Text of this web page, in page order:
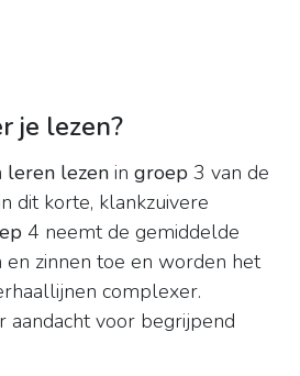
je lezen?
leren lezen in groep 3 van de
dit korte, klankzuivere
4 neemt de gemiddelde
zinnen toe en worden het
complexer.
aandacht voor begrijpend